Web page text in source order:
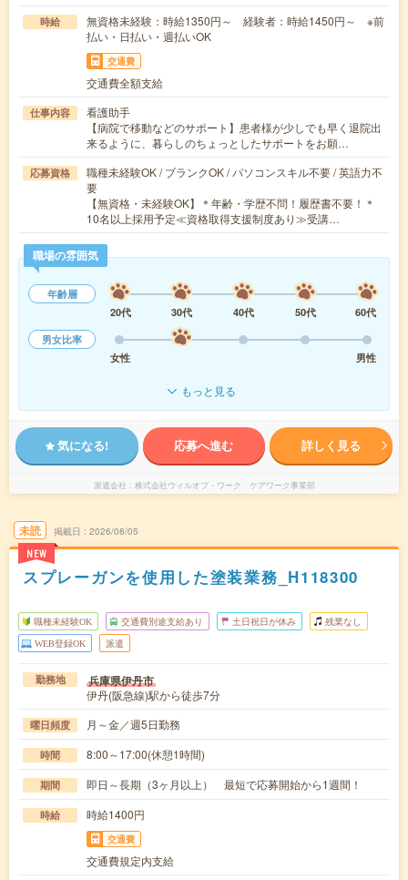
時給
無資格未経験：時給1350円～ 経験者：時給1450円～ ※前
払い・日払い・週払いOK
交通費
交通費全額支給
仕事内容
看護助手
【病院で移動などのサポート】患者様が少しでも早く退院出
来るように、暮らしのちょっとしたサポートをお願…
応募資格
職種未経験OK / ブランクOK / パソコンスキル不要 / 英語力不
要
【無資格・未経験OK】＊年齢・学歴不問！履歴書不要！＊
10名以上採用予定≪資格取得支援制度あり≫受講…
職場の雰囲気
年齢層
20代
30代 40代 50代
60代
男女比率
女性
男性
もっと見る
気になる! 応募へ進む 詳しく見る
派遣会社 株式会社ウィルオブ・ワーク ケアワーク事業部
未読
NEW
掲載日 2026/08/05
スプレーガンを使用した塗装業務_H118300
職種未経験OK 交通費別途支給あり 土日祝日が休み 残業なし
WEB登録OK 派遣
勤務地 兵庫県伊丹市
伊丹(阪急線)駅から徒歩7分
曜日頻度 月～金／週5日勤務
時間 8:00～17:00(休憩1時間)
期間 即日～長期（3ヶ月以上） 最短で応募開始から1週間！
時給 時給1400円
交通費
交通費規定内支給